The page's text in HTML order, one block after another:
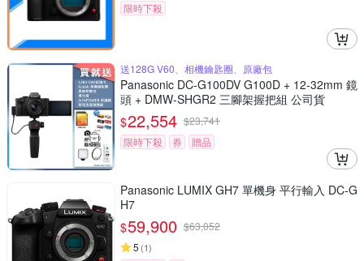
限時下殺
送128G V60、相機鑰匙圈、原廠包
Panasonic DC-G100DV G100D + 12-32mm 鏡
頭 + DMW-SHGR2 三腳架握把組 公司貨
$22,554 $23,741
限時下殺
券 贈品
Panasonic LUMIX GH7 單機身 平行輸入 DC-G
H7
$59,900 $63,052
5 (1)